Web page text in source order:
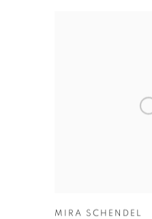
MIRA SCHENDEL